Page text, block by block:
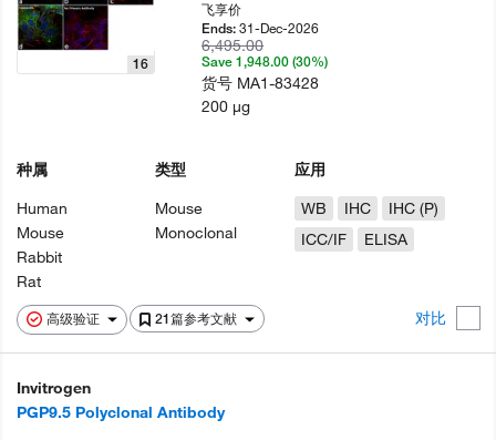
高级验证 21篇参考文献 对比
16
种属
Human
Mouse
Rabbit
Rat
类型
Mouse
Monoclonal
应用
WB
IHC
IHC (P)
ICC/IF
ELISA
飞享价
Ends:31-Dec-2026
6,495.00
Save 1,948.00 (30%)
货号 MA1-83428
200 µg
Invitrogen
PGP9.5 Polyclonal Antibody